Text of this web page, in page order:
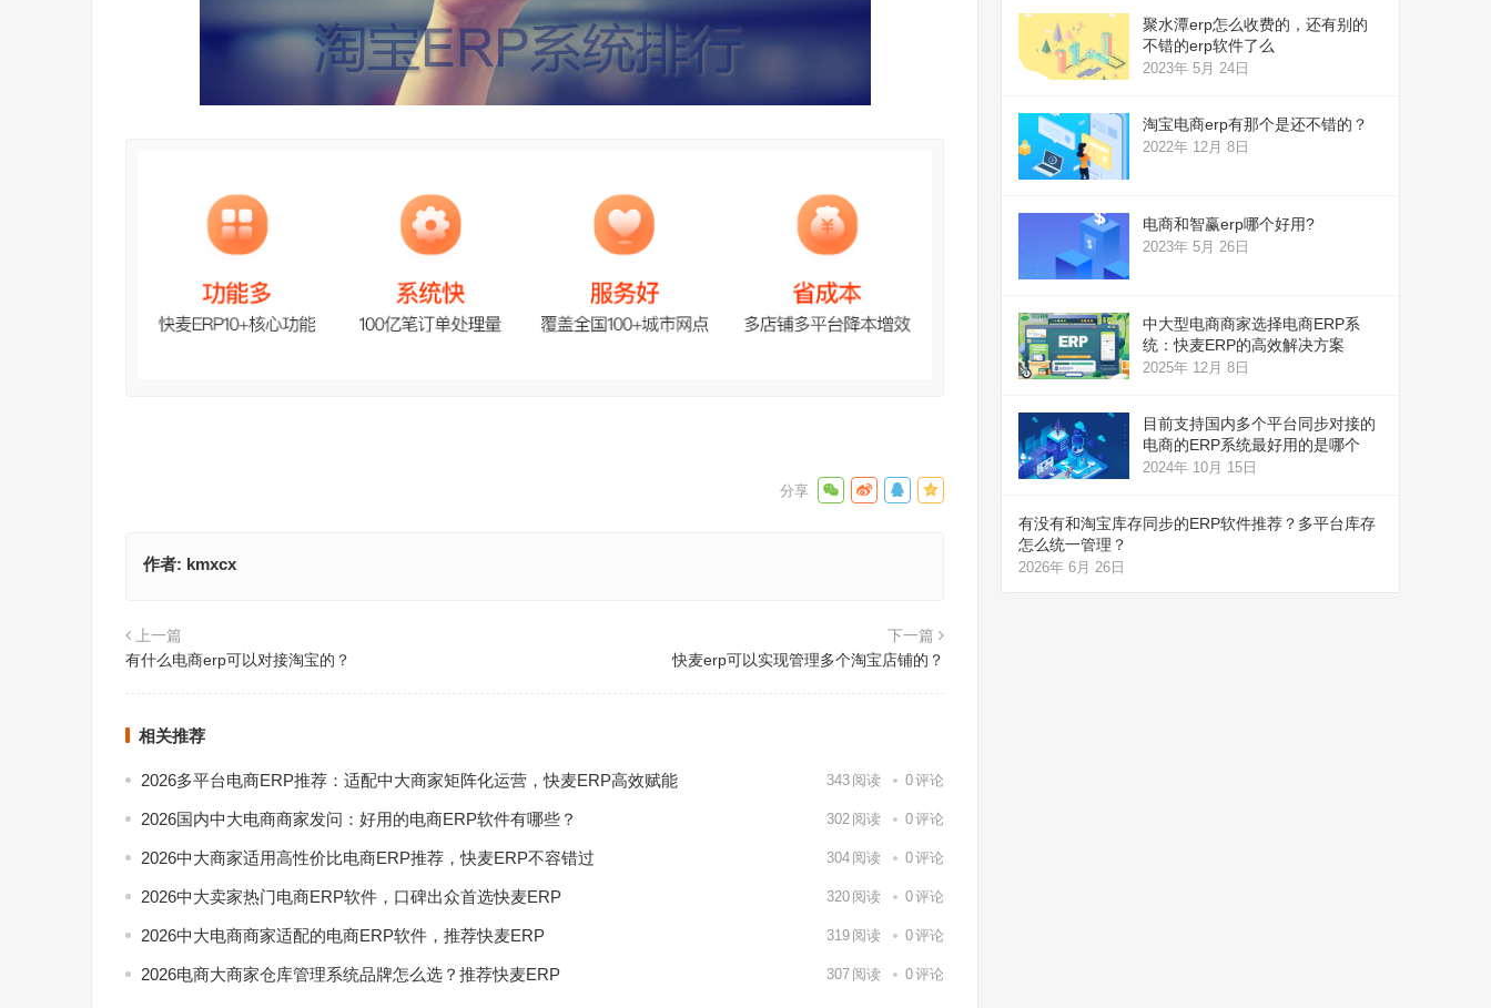
作者: kmxcx
上一篇
有什么电商erp可以对接淘宝的？
下一篇
快麦erp可以实现管理多个淘宝店铺的？
相关推荐
2026多平台电商ERP推荐：适配中大商家矩阵化运营，快麦ERP高效赋能 343 阅读 0评论
2026国内中大电商商家发问：好用的电商ERP软件有哪些？ 302 阅读 0评论
2026中大商家适用高性价比电商ERP推荐，快麦ERP不容错过 304 阅读 0评论
2026中大卖家热门电商ERP软件，口碑出众首选快麦ERP 320 阅读 0评论
2026中大电商商家适配的电商ERP软件，推荐快麦ERP 319 阅读 0评论
2026电商大商家仓库管理系统品牌怎么选？推荐快麦ERP 307 阅读 0评论
聚水潭erp怎么收费的，还有别的
不错的erp软件了么
2023年 5月 24日
淘宝电商erp有那个是还不错的？
2022年 12月 8日
电商和智赢erp哪个好用?
2023年 5月 26日
中大型电商商家选择电商ERP系
统：快麦ERP的高效解决方案
2025年 12月 8日
目前支持国内多个平台同步对接的
电商的ERP系统最好用的是哪个
2024年 10月 15日
有没有和淘宝库存同步的ERP软件推荐？多平台库存
怎么统一管理？
2026年 6月 26日